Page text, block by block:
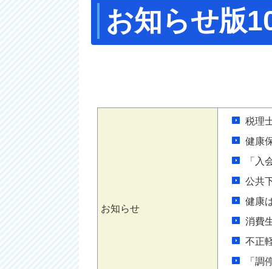
お知らせ版
お知らせ
税理
健康
「入
公共
健康
消費
不正
「調